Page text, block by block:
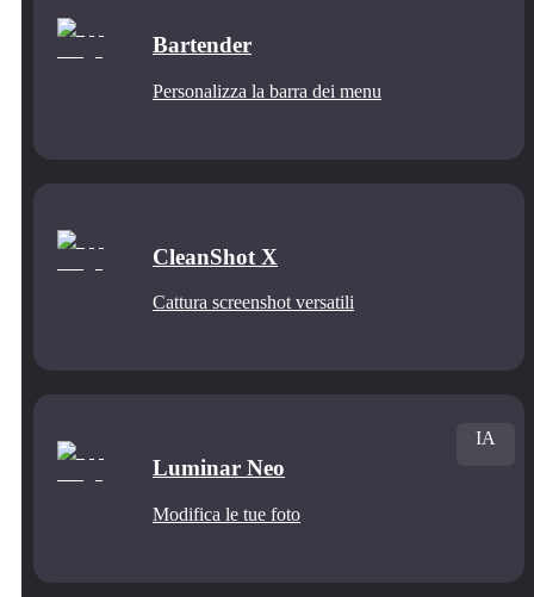
Bartender
Personalizza la barra dei menu
CleanShot X
Cattura screenshot versatili
Luminar Neo
Modifica le tue foto
IA